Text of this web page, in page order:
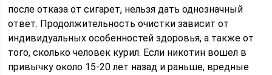
после отказа от сигарет, нельзя дать однозначный
ответ. Продолжительность очистки зависит от
индивидуальных особенностей здоровья, а также от
того, сколько человек курил. Если никотин вошел в
привычку около 15-20 лет назад и раньше, вредные